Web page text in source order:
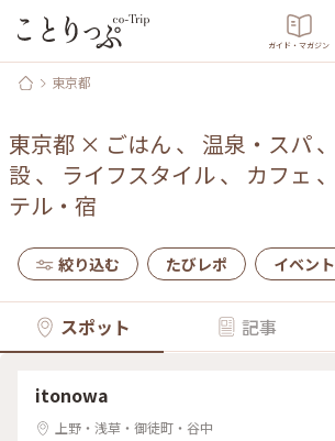
ガイド・マガジン
東京都
東京都 × ごはん 、 温泉・スパ、
設、 ライフスタイル、 カフェ 、
テル・宿
絞り込む たびレポ イベント
スポット 記事
itonowa
上野・浅草・御徒町・谷中